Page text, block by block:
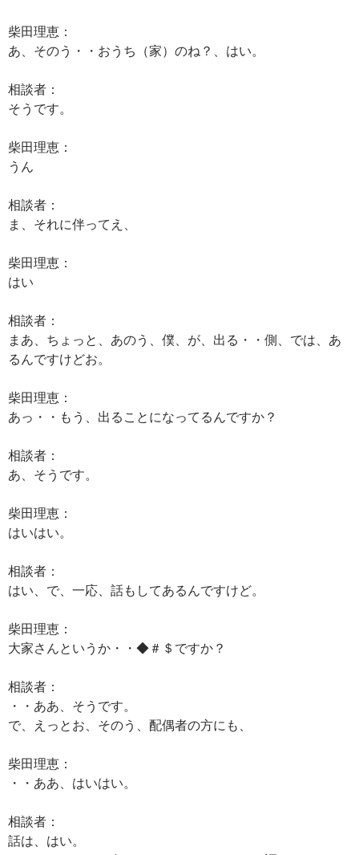
柴田理恵：
あ、そのう・・おうち（家）のね？、はい。
相談者：
そうです。
柴田理恵：
うん
相談者：
ま、それに伴ってえ、
柴田理恵：
はい
相談者：
まあ、ちょっと、あのう、僕、が、出る・・側、では、あ
るんですけどお。
柴田理恵：
あっ・・もう、出ることになってるんですか？
相談者：
あ、そうです。
柴田理恵：
はいはい。
相談者：
はい、で、一応、話もしてあるんですけど。
柴田理恵：
大家さんというか・・◆＃＄ですか？
相談者：
・・ああ、そうです。
で、えっとお、そのう、配偶者の方にも、
柴田理恵：
・・ああ、はいはい。
相談者：
話は、はい。